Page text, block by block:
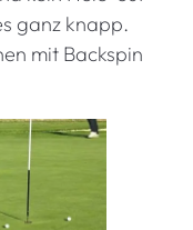
ganz knapp.
mit Backspin